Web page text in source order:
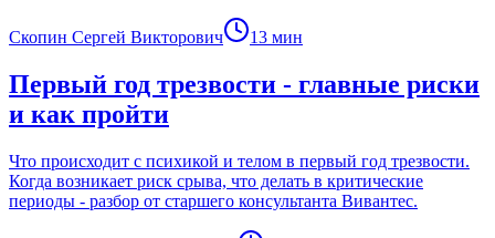
Скопин Сергей Викторович 13 мин
Первый год трезвости - главные риски
и как пройти
Что происходит с психикой и телом в первый год трезвости.
Когда возникает риск срыва, что делать в критические
периоды - разбор от старшего консультанта Вивантес.